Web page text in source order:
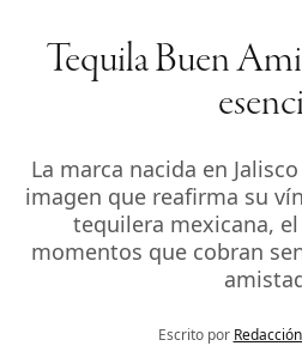
Tequila Buen
La marca nacida en
imagen que reafirma su
tequilera mexicana,
momentos que cobran
Escrito por